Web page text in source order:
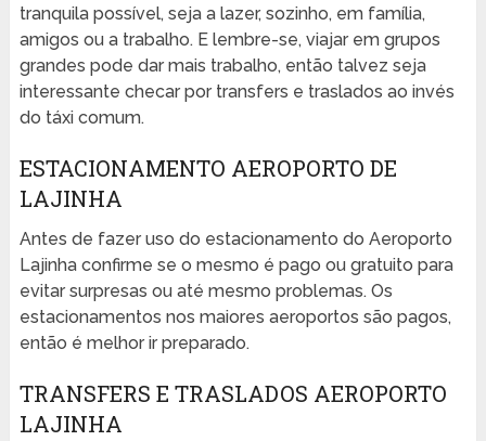
tranquila possível, seja a lazer, sozinho, em família,
amigos ou a trabalho. E lembre-se, viajar em grupos
grandes pode dar mais trabalho, então talvez seja
interessante checar por transfers e traslados ao invés
do táxi comum.
ESTACIONAMENTO AEROPORTO DE
LAJINHA
Antes de fazer uso do estacionamento do Aeroporto
Lajinha confirme se o mesmo é pago ou gratuito para
evitar surpresas ou até mesmo problemas. Os
estacionamentos nos maiores aeroportos são pagos,
então é melhor ir preparado.
TRANSFERS E TRASLADOS AEROPORTO
LAJINHA